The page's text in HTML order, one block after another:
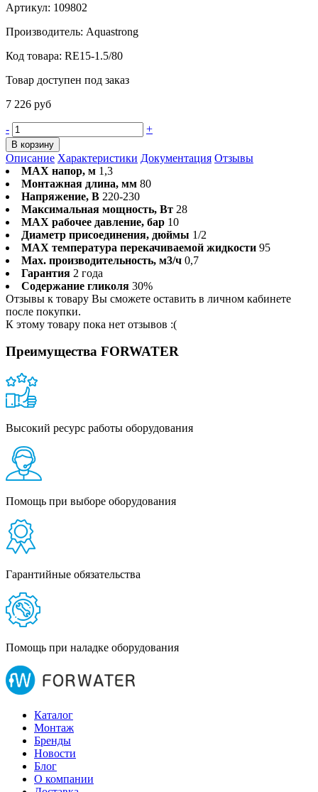
Артикул: 109802
Производитель: Aquastrong
Код товара: RE15-1.5/80
Товар доступен под заказ
7 226 руб
- +
В корзину
Описание Характеристики Документация Отзывы
MAX напор, м 1,3
Монтажная длина, мм 80
Напряжение, В 220-230
Максимальная мощность, Вт 28
MAX рабочее давление, бар 10
Диаметр присоединения, дюймы 1/2
MAX температура перекачиваемой жидкости 95
Max. производительность, м3/ч 0,7
Гарантия 2 года
Содержание гликоля 30%
Отзывы к товару Вы сможете оставить в личном кабинете
после покупки.
К этому товару пока нет отзывов :(
Преимущества FORWATER
Высокий ресурс работы оборудования
Помощь при выборе оборудования
Гарантийные обязательства
Помощь при наладке оборудования
Каталог
Монтаж
Бренды
Новости
Блог
О компании